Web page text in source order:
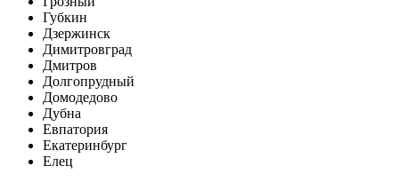
Губкин
Дзержинск
Димитровград
Дмитров
Долгопрудный
Домодедово
Дубна
Евпатория
Екатеринбург
Елец